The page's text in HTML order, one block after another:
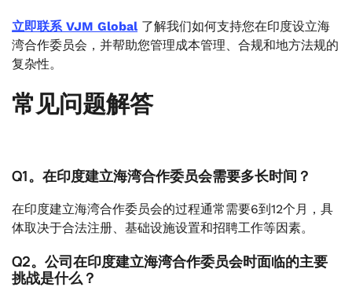
立即联系 VJM Global了解我们如何支持您在印度设立海
湾合作委员会，并帮助您管理成本管理、合规和地方法规的
复杂性。
常见问题解答
Q1。在印度建立海湾合作委员会需要多长时间？
在印度建立海湾合作委员会的过程通常需要6到12个月，具
体取决于合法注册、基础设施设置和招聘工作等因素。
Q2。公司在印度建立海湾合作委员会时面临的主要
挑战是什么？